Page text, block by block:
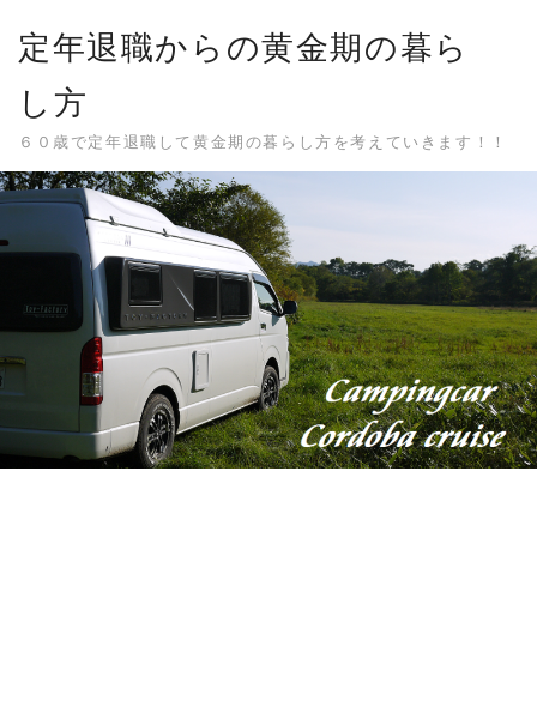
content
定年退職からの黄金期の暮ら
し方
６０歳で定年退職して黄金期の暮らし方を考えていきます！！